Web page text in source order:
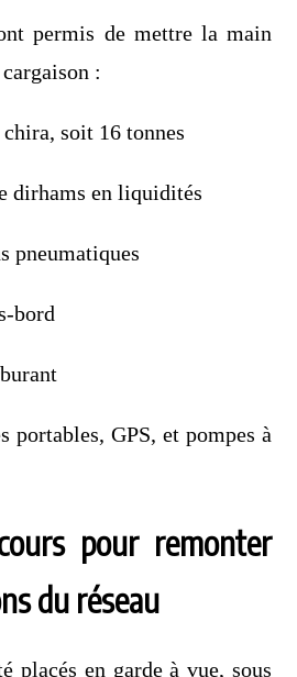
permis de mettre la main
:
soit 16 tonnes
dirhams en liquidités
pneumatiques
bord
portables, GPS, et pompes à
pour remonter
du réseau
placés en garde à vue, sous